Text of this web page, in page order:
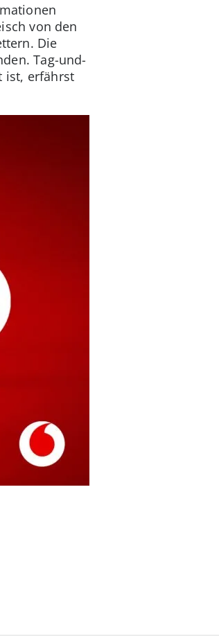
von den
Die
Tag-und-
ist, erfährst